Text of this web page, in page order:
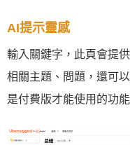
AI提示靈感
輸入關鍵字，此頁會提
相關主題、問題，還可
是付費版才能使用的功能